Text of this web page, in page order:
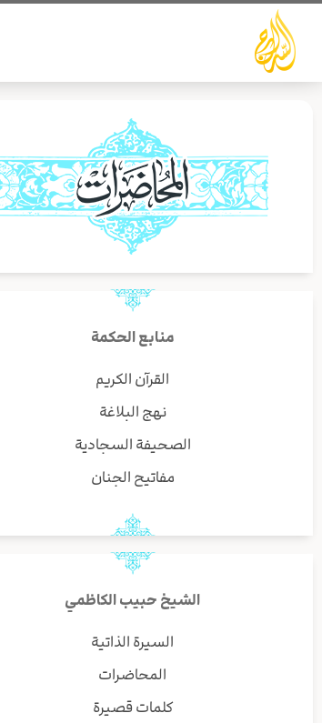
تخطي
المحتوى
منابع الحكمة
القرآن الكريم
نهج البلاغة
الصحيفة السجادية
مفاتيح الجنان
الشيخ حبيب الكاظمي
السيرة الذاتية
المحاضرات
كلمات قصيرة